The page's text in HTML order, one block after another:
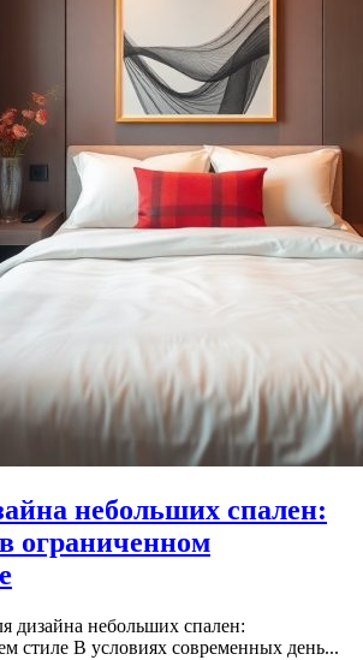
небольших спален:
ограниченном
дизайна небольших спален:
стиле В условиях современных день...